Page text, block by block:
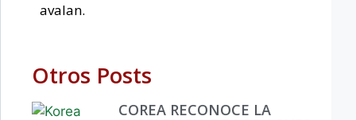
avalan.
Otros Posts
COREA RECONOCE LA